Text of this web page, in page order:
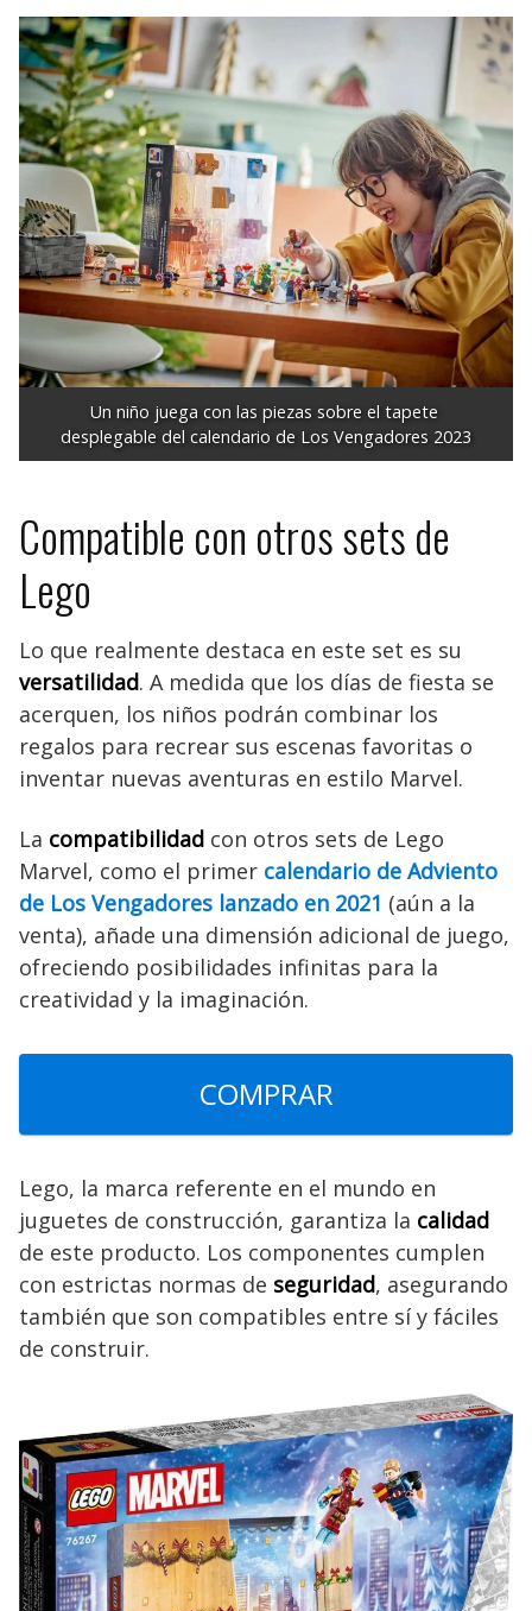
Un niño juega con las piezas sobre el tapete
desplegable del calendario de Los Vengadores 2023
Compatible con otros sets de
Lego
Lo que realmente destaca en este set es su
versatilidad. A medida que los días de fiesta se
acerquen, los niños podrán combinar los
regalos para recrear sus escenas favoritas o
inventar nuevas aventuras en estilo Marvel.
La compatibilidad con otros sets de Lego
Marvel, como el primer calendario de Adviento
de Los Vengadores lanzado en 2021 (aún a la
venta), añade una dimensión adicional de juego,
ofreciendo posibilidades infinitas para la
creatividad y la imaginación.
COMPRAR
Lego, la marca referente en el mundo en
juguetes de construcción, garantiza la calidad
de este producto. Los componentes cumplen
con estrictas normas de seguridad, asegurando
también que son compatibles entre sí y fáciles
de construir.